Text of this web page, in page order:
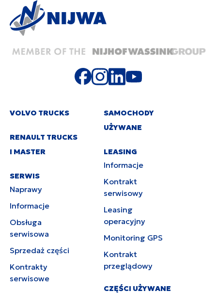
VOLVO TRUCKS
RENAULT TRUCKS
I MASTER
SERWIS
Naprawy
Informacje
Obsługa
serwisowa
Sprzedaż części
Kontrakty
serwisowe
SAMOCHODY
UŻYWANE
LEASING
Informacje
Kontrakt
serwisowy
Leasing
operacyjny
Monitoring GPS
Kontrakt
przeglądowy
CZĘŚCI UŻYWANE